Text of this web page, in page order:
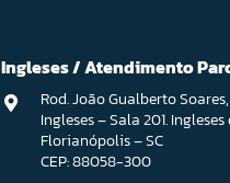
Ingleses / Atendimento
Rod. João Gualberto
Ingleses – Sala 201.
Florianópolis – SC
CEP: 88058-300